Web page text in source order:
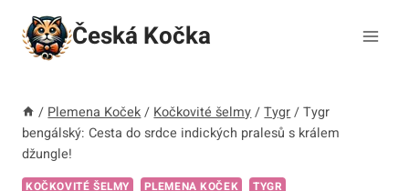
Přeskočit
obsah
Česká Kočka
/ Plemena Koček / Kočkovité šelmy / Tygr / Tygr
bengálský: Cesta do srdce indických pralesů s králem
džungle!
KOČKOVITÉ ŠELMY PLEMENA KOČEK TYGR